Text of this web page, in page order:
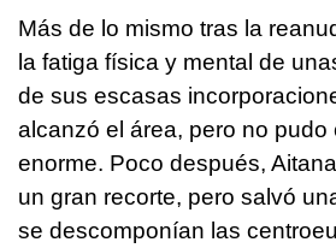
Más de lo mismo tras la
la fatiga física y mental de
de sus escasas
alcanzó el área, pero no pudo
enorme. Poco después,
un gran recorte, pero salvó
se descomponían las